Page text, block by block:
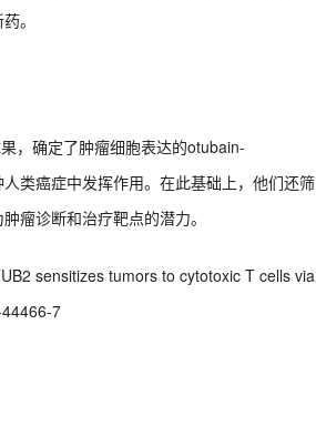
。
，确定了肿瘤细胞表达的otubain-
类癌症中发挥作用。在此基础上，他们还筛
瘤诊断和治疗靶点的潜力。
sensitizes tumors to cytotoxic T cells via
7